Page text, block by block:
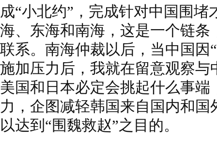
成“小北约”，完成针对中国围
海、东海和南海，这是一个链条
联系。南海仲裁以后，当中国因
施加压力后，我就在留意观察与
美国和日本必定会挑起什么事端
力，企图减轻韩国来自国内和
以达到“围魏救赵”之目的。